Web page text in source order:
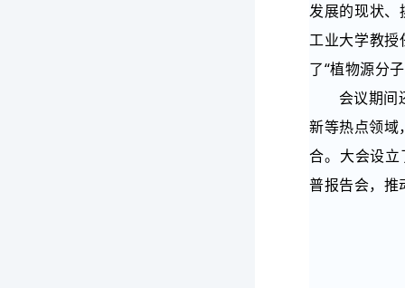
发展的现状、
工业大学教授
了“植物源分
会议期间
新等热点领域
合。大会设立
普报告会，推